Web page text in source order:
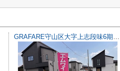
GRAFARE守山区大字上志段味6期4棟【仲介手数料無料 上志段味東小 志段味中】